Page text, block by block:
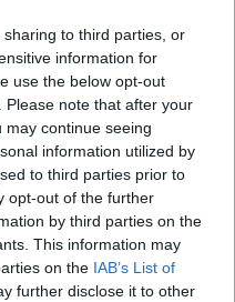
to third parties, or
information for
use the below opt-out
note that after your
continue seeing
information utilized by
to third parties prior to
opt-out of the further
by third parties on the
This information may
on the IAB’s List of
further disclose it to other